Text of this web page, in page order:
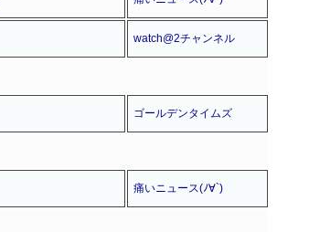
watch@2チャンネル
ゴールデンタイムズ
痛いニュース(ﾉ∀`)